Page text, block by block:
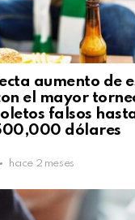
aumento de
el mayor
falsos
dólares
hace 2 meses